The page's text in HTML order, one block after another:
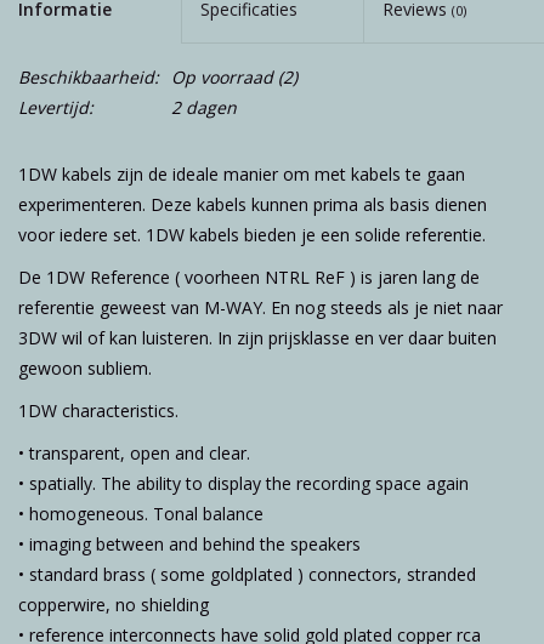
Informatie Specificaties Reviews (0)
Beschikbaarheid: Op voorraad(2)
Levertijd:
2 dagen
1DW kabels zijn de ideale manier om met kabels te gaan
experimenteren. Deze kabels kunnen prima als basis dienen
voor iedere set. 1DW kabels bieden je een solide referentie.
De 1DW Reference ( voorheen NTRL ReF ) is jaren lang de
referentie geweest van M-WAY. En nog steeds als je niet naar
3DW wil of kan luisteren. In zijn prijsklasse en ver daar buiten
gewoon subliem.
1DW characteristics.
• transparent, open and clear.
• spatially. The ability to display the recording space again
• homogeneous. Tonal balance
• imaging between and behind the speakers
• standard brass ( some goldplated ) connectors, stranded
copperwire, no shielding
• reference interconnects have solid gold plated copper rca